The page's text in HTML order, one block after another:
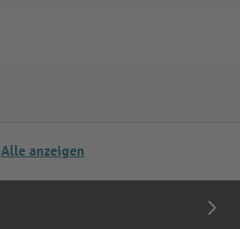
Alle anzeigen